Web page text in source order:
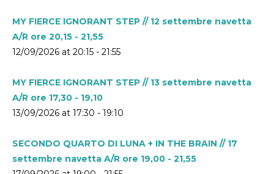
MY FIERCE IGNORANT STEP // 12 settembre navetta
A/R ore 20,15 - 21,55
12/09/2026 at 20:15 - 21:55
MY FIERCE IGNORANT STEP // 13 settembre navetta
A/R ore 17,30 - 19,10
13/09/2026 at 17:30 - 19:10
SECONDO QUARTO DI LUNA + IN THE BRAIN // 17
settembre navetta A/R ore 19,00 - 21,55